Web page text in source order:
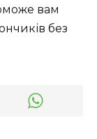
вам
без